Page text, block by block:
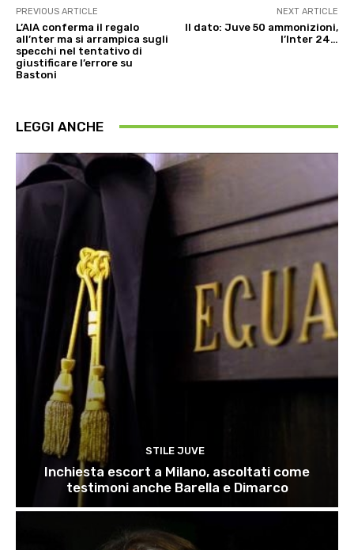
PREVIOUS ARTICLE
L’AIA conferma il regalo
all’nter ma si arrampica sugli
specchi nel tentativo di
giustificare l’errore su
Bastoni
NEXT ARTICLE
Il dato: Juve 50 ammonizioni,
l’Inter 24…
LEGGI ANCHE
STILE JUVE
Inchiesta escort a Milano, ascoltati come
testimoni anche Barella e Dimarco